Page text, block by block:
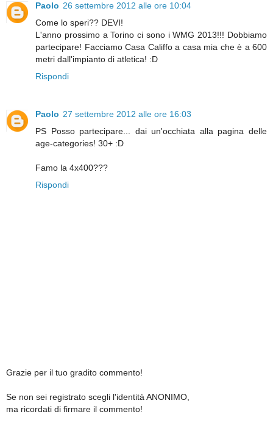
Paolo 26 settembre 2012 alle ore 10:04
Come lo speri?? DEVI!
L'anno prossimo a Torino ci sono i WMG 2013!!! Dobbiamo
partecipare! Facciamo Casa Califfo a casa mia che è a 600
metri dall'impianto di atletica! :D
Rispondi
Paolo 27 settembre 2012 alle ore 16:03
PS Posso partecipare... dai un'occhiata alla pagina delle
age-categories! 30+ :D
Famo la 4x400???
Rispondi
Grazie per il tuo gradito commento!
Se non sei registrato scegli l'identità ANONIMO,
ma ricordati di firmare il commento!